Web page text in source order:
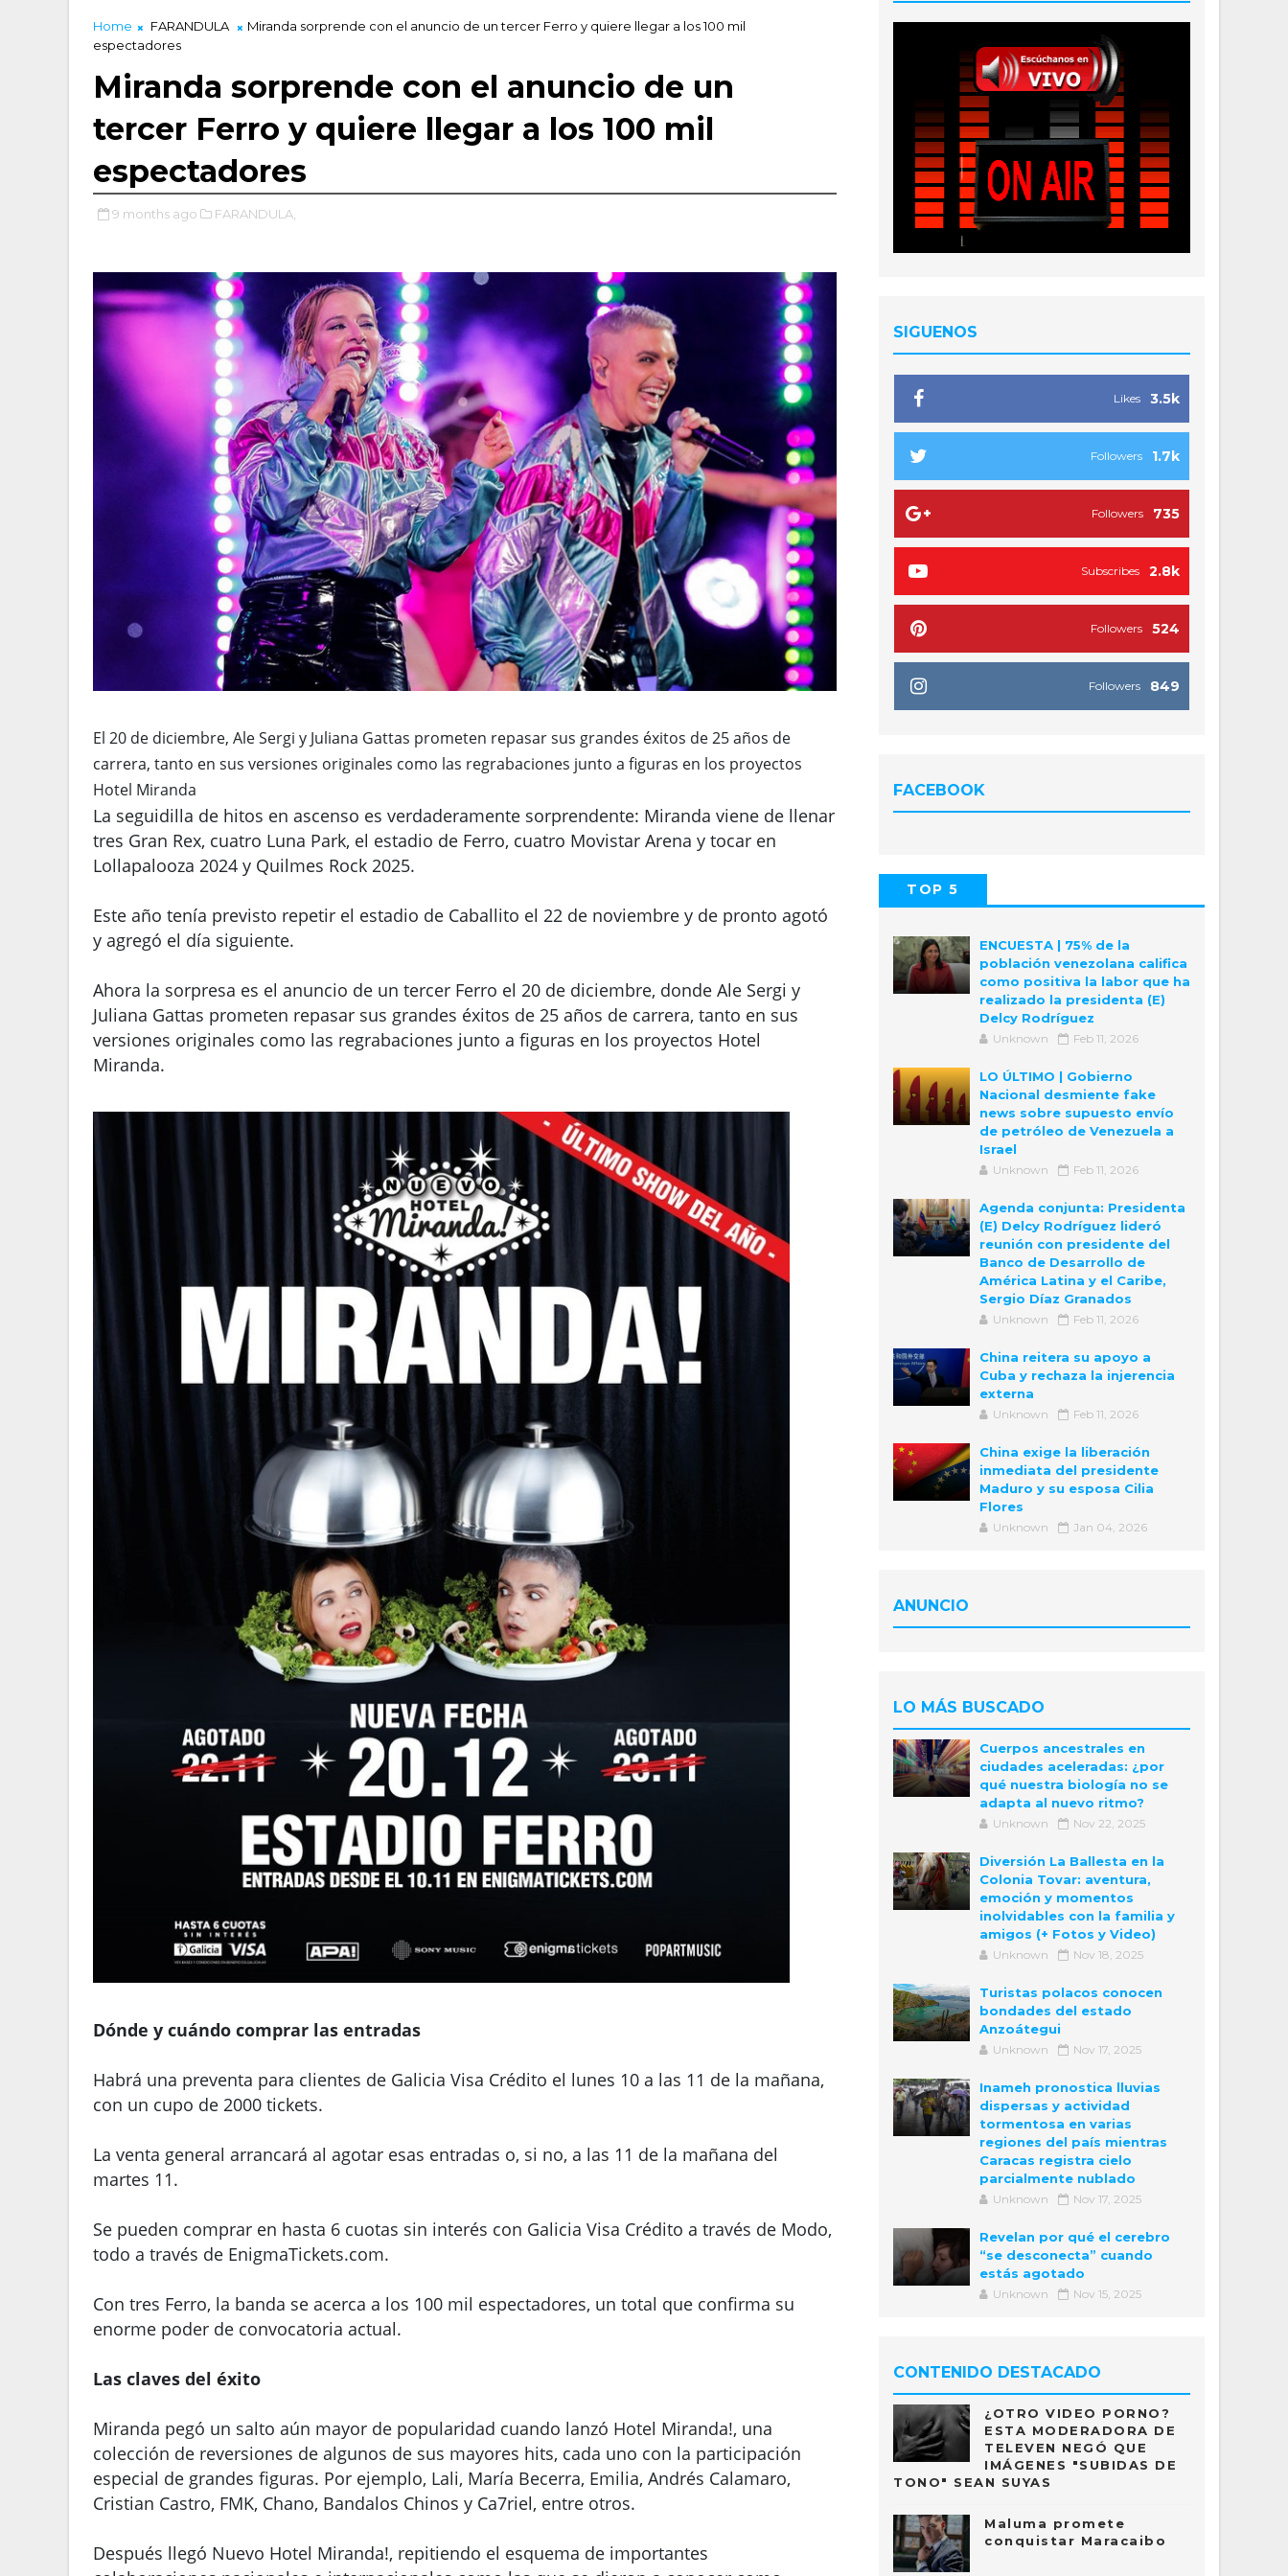
Home FARANDULA
Miranda sorprende con el anuncio de un tercer Ferro y quiere llegar a los 100 mil
espectadores
Miranda sorprende con el anuncio de un
tercer Ferro y quiere llegar a los 100 mil
espectadores
9 months ago FARANDULA,
El 20 de diciembre, Ale Sergi y Juliana Gattas prometen repasar sus grandes éxitos de 25 años de
carrera, tanto en sus versiones originales como las regrabaciones junto a figuras en los proyectos
Hotel Miranda
La seguidilla de hitos en ascenso es verdaderamente sorprendente: Miranda viene de llenar
tres Gran Rex, cuatro Luna Park, el estadio de Ferro, cuatro Movistar Arena y tocar en
Lollapalooza 2024 y Quilmes Rock 2025.
Este año tenía previsto repetir el estadio de Caballito el 22 de noviembre y de pronto agotó
y agregó el día siguiente.
Ahora la sorpresa es el anuncio de un tercer Ferro el 20 de diciembre, donde Ale Sergi y
Juliana Gattas prometen repasar sus grandes éxitos de 25 años de carrera, tanto en sus
versiones originales como las regrabaciones junto a figuras en los proyectos Hotel
Miranda.
Dónde y cuándo comprar las entradas
Habrá una preventa para clientes de Galicia Visa Crédito el lunes 10 a las 11 de la mañana,
con un cupo de 2000 tickets.
La venta general arrancará al agotar esas entradas o, si no, a las 11 de la mañana del
martes 11.
Se pueden comprar en hasta 6 cuotas sin interés con Galicia Visa Crédito a través de Modo,
todo a través de EnigmaTickets.com.
Con tres Ferro, la banda se acerca a los 100 mil espectadores, un total que confirma su
enorme poder de convocatoria actual.
Las claves del éxito
Miranda pegó un salto aún mayor de popularidad cuando lanzó Hotel Miranda!, una
colección de reversiones de algunos de sus mayores hits, cada uno con la participación
especial de grandes figuras. Por ejemplo, Lali, María Becerra, Emilia, Andrés Calamaro,
Cristian Castro, FMK, Chano, Bandalos Chinos y Ca7riel, entre otros.
Después llegó Nuevo Hotel Miranda!, repitiendo el esquema de importantes
SIGUENOS
3.5k
Likes
1.7k
Followers
735
Followers
2.8k
Subscribes
524
Followers
849
Followers
FACEBOOK
TOP 5
ENCUESTA | 75% de la
población venezolana califica
como positiva la labor que ha
realizado la presidenta (E)
Delcy Rodríguez
Unknown Feb 11, 2026
LO ÚLTIMO | Gobierno
Nacional desmiente fake
news sobre supuesto envío
de petróleo de Venezuela a
Israel
Unknown Feb 11, 2026
Agenda conjunta: Presidenta
(E) Delcy Rodríguez lideró
reunión con presidente del
Banco de Desarrollo de
América Latina y el Caribe,
Sergio Díaz Granados
Unknown Feb 11, 2026
China reitera su apoyo a
Cuba y rechaza la injerencia
externa
Unknown Feb 11, 2026
China exige la liberación
inmediata del presidente
Maduro y su esposa Cilia
Flores
Unknown Jan 04, 2026
ANUNCIO
LO MÁS BUSCADO
Cuerpos ancestrales en
ciudades aceleradas: ¿por
qué nuestra biología no se
adapta al nuevo ritmo?
Unknown Nov 22, 2025
Diversión La Ballesta en la
Colonia Tovar: aventura,
emoción y momentos
inolvidables con la familia y
amigos (+ Fotos y Video)
Unknown Nov 18, 2025
Turistas polacos conocen
bondades del estado
Anzoátegui
Unknown Nov 17, 2025
Inameh pronostica lluvias
dispersas y actividad
tormentosa en varias
regiones del país mientras
Caracas registra cielo
parcialmente nublado
Unknown Nov 17, 2025
Revelan por qué el cerebro
“se desconecta” cuando
estás agotado
Unknown Nov 15, 2025
CONTENIDO DESTACADO
¿OTRO VIDEO PORNO?
ESTA MODERADORA DE
TELEVEN NEGÓ QUE
IMÁGENES "SUBIDAS DE
TONO" SEAN SUYAS
Maluma promete
conquistar Maracaibo